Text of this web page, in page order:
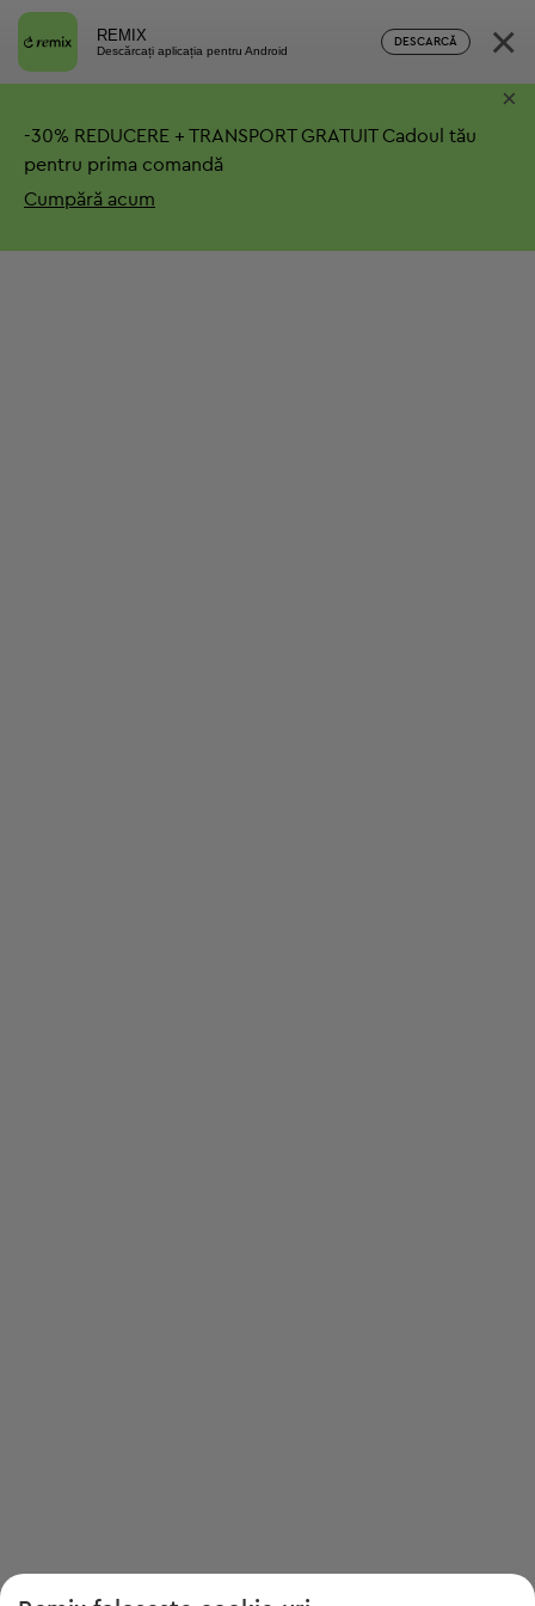
REMIX
Descărcați aplicația pentru Android
DESCARCĂ ×
-30% REDUCERE + TRANSPORT GRATUITCadoul tău
pentru prima comandă
Cumpără acum
×